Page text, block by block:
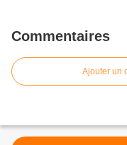
Commentaires
Ajouter un